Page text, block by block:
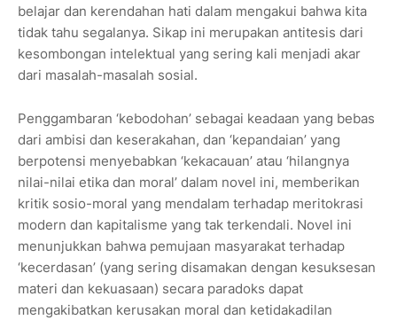
belajar dan kerendahan hati dalam mengakui bahwa kita
tidak tahu segalanya. Sikap ini merupakan antitesis dari
kesombongan intelektual yang sering kali menjadi akar
dari masalah-masalah sosial.
Penggambaran ‘kebodohan’ sebagai keadaan yang bebas
dari ambisi dan keserakahan, dan ‘kepandaian’ yang
berpotensi menyebabkan ‘kekacauan’ atau ‘hilangnya
nilai-nilai etika dan moral’ dalam novel ini, memberikan
kritik sosio-moral yang mendalam terhadap meritokrasi
modern dan kapitalisme yang tak terkendali. Novel ini
menunjukkan bahwa pemujaan masyarakat terhadap
‘kecerdasan’ (yang sering disamakan dengan kesuksesan
materi dan kekuasaan) secara paradoks dapat
mengakibatkan kerusakan moral dan ketidakadilan